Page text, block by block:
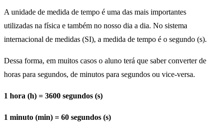
A unidade de medida de tempo é uma das mais importantes
utilizadas na física e também no nosso dia a dia. No sistema
internacional de medidas (SI), a medida de tempo é o segundo (s).
Dessa forma, em muitos casos o aluno terá que saber converter de
horas para segundos, de minutos para segundos ou vice-versa.
1 hora (h) = 3600 segundos (s)
1 minuto (min) = 60 segundos (s)